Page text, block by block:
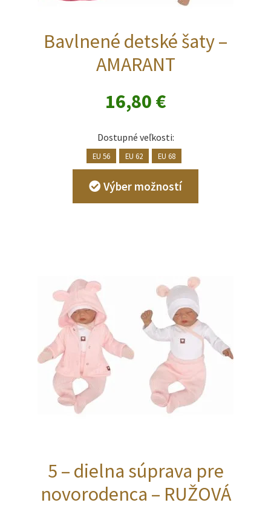
Bavlnené detské šaty –
AMARANT
16,80 €
Dostupné veľkosti:
EU 56 EU 62 EU 68
Výber možností
má
môžete
vybrať
na
stránke
produktu.
5 – dielna súprava pre
novorodenca – RUŽOVÁ